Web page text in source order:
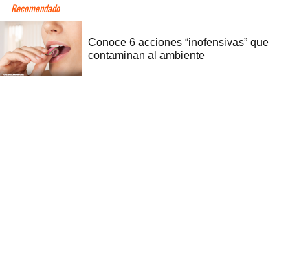
Recomendado
Conoce 6 acciones “inofensivas” que
contaminan al ambiente